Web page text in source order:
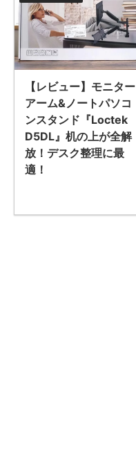
【レビュー】モニター
アーム&ノートパソコ
ンスタンド『Loctek
D5DL』机の上が全解
放！デスク整理に最
適！